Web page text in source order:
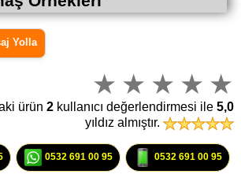
Yolla
ürün2 kullanıcı değerlendirmesi ile5,0
yıldız almıştır.
0532 691 00 95 0532 691 00 95